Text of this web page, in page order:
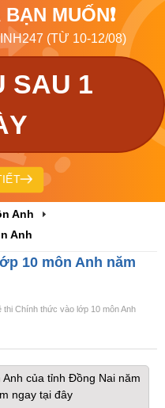
MUỐN❗
(TỪ 10-12/08)
SAU 1
Anh
Anh
10 môn Anh năm
thi Chính thức vào lớp 10 môn Anh
của tỉnh Đồng Nai năm
ngay tại đây